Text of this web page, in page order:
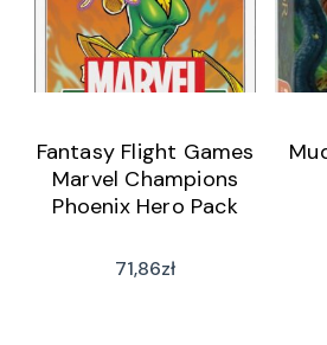
Fantasy Flight Games
Marvel Champions
Phoenix Hero Pack
71,86zł